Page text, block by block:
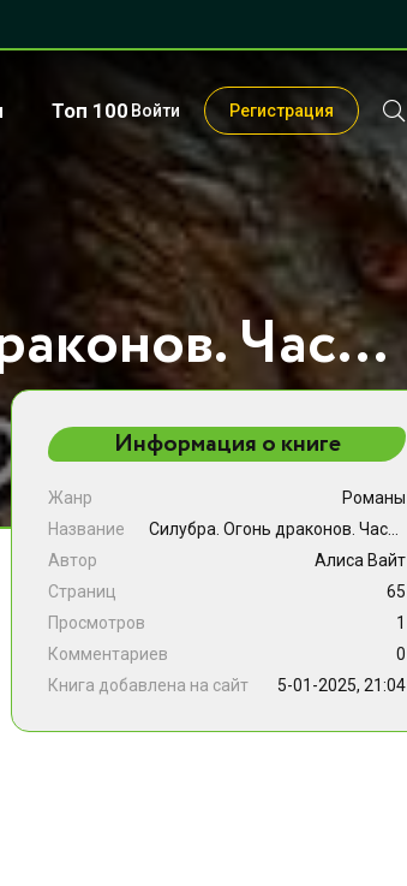
Топ 100 Войти Регистрация
Силубра. Огонь драконов. Часть 2 - Алиса Вайт
Информация о книге
Жанр
Романы
Название
Автор
Алиса Вайт
Страниц
65
Просмотров
1
Комментариев
0
Книга добавлена на сайт
5-01-2025, 21:04